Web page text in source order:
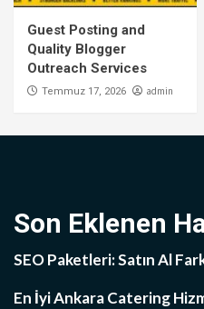
Guest Posting and
Quality Blogger
Outreach Services
Temmuz 17, 2026 admin
Son Eklenen
SEO Paketleri: Satın Al
En İyi Ankara Catering